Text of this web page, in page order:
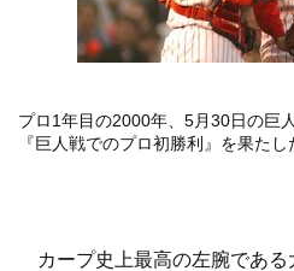
プロ1年目の2000年、5月30日の巨
『巨人戦でのプロ初勝利』を果たし
カープ史上最高の左腕である